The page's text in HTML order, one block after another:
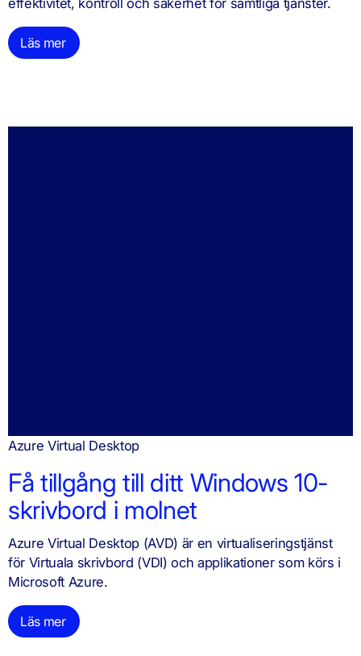
effektivitet, kontroll och säkerhet för samtliga tjänster.
Läs mer
Azure Virtual Desktop
Få tillgång till ditt Windows 10-
skrivbord i molnet
Azure Virtual Desktop (AVD) är en virtualiseringstjänst
för Virtuala skrivbord (VDI) och applikationer som körs i
Microsoft Azure.
Läs mer